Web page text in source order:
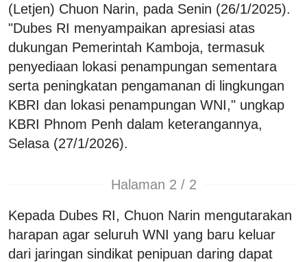
(Letjen) Chuon Narin, pada Senin (26/1/2025).
"Dubes RI menyampaikan apresiasi atas
dukungan Pemerintah Kamboja, termasuk
penyediaan lokasi penampungan sementara
serta peningkatan pengamanan di lingkungan
KBRI dan lokasi penampungan WNI," ungkap
KBRI Phnom Penh dalam keterangannya,
Selasa (27/1/2026).
Halaman 2 / 2
Kepada Dubes RI, Chuon Narin mengutarakan
harapan agar seluruh WNI yang baru keluar
dari jaringan sindikat penipuan daring dapat